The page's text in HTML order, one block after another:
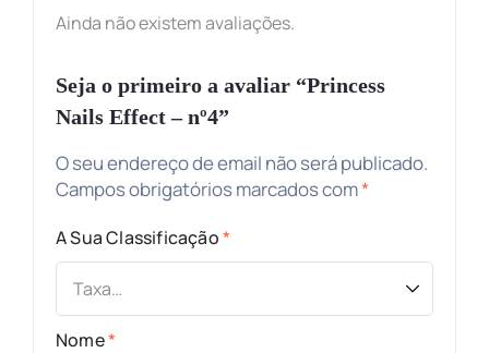
Ainda não existem avaliações.
Seja o primeiro a avaliar “Princess
Nails Effect – nº4”
O seu endereço de email não será publicado.
Campos obrigatórios marcados com*
A Sua Classificação*
Nome*